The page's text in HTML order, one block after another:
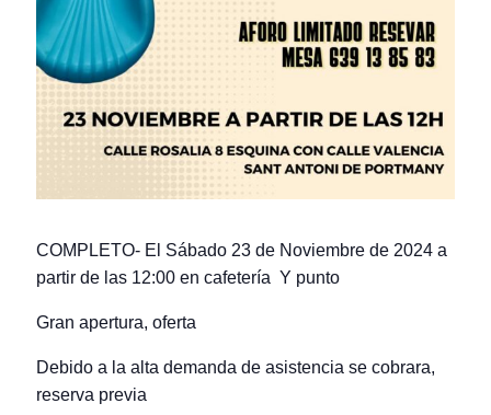
COMPLETO- El Sábado 23 de Noviembre de 2024 a
partir de las 12:00 en cafetería Y punto
Gran apertura, oferta
Debido a la alta demanda de asistencia se cobrara,
reserva previa